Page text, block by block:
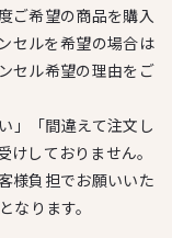
ご希望の商品を購入
セルを希望の場合は
セル希望の理由をご
」「間違えて注文し
しておりません。
様負担でお願いいた
なります。